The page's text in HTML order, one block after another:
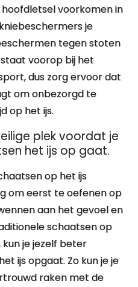
voorkomen in
je
tegen stoten
staat voorop bij het
dus zorg ervoor dat
om onbezorgd te
op het ijs.
plek voordat je
het ijs op gaat.
op het ijs
om eerst te oefenen op
aan het gevoel en
schaatsen op
je jezelf beter
ijs opgaat. Zo kun je je
raken met de